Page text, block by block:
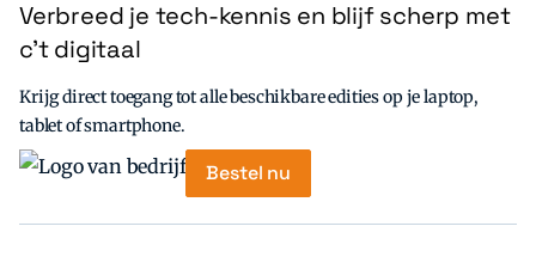
Verbreed je tech-kennis en blijf scherp met
c’t digitaal
Krijg direct toegang tot alle beschikbare edities op je laptop,
tablet of smartphone.
Bestel nu